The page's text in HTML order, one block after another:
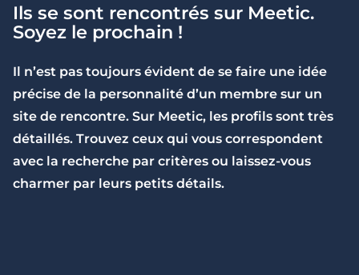
2 minutes
Premier sexto : comment réagir ?
Ils se sont rencontrés sur Meetic.
Soyez le prochain !
Il n’est pas toujours évident de se faire une idée
précise de la personnalité d’un membre sur un
site de rencontre. Sur Meetic, les profils sont très
détaillés. Trouvez ceux qui vous correspondent
avec la recherche par critères ou laissez-vous
charmer par leurs petits détails.